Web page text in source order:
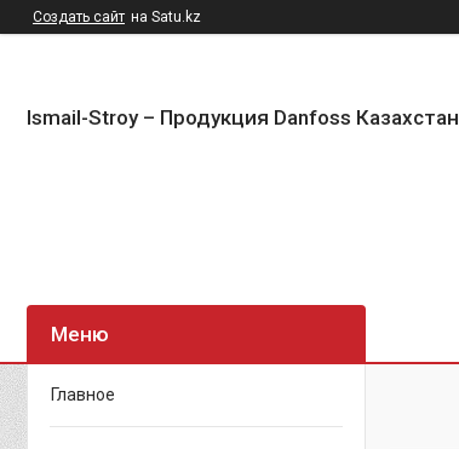
Создать сайт на Satu.kz
Ismail-Stroy – Продукция Danfoss Казахстан
Главное